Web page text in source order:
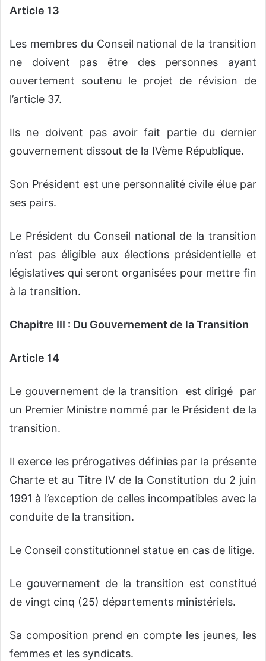
Article 13
Les membres du Conseil national de la transition
ne doivent pas être des personnes ayant
ouvertement soutenu le projet de révision de
l’article 37.
Ils ne doivent pas avoir fait partie du dernier
gouvernement dissout de la IVème République.
Son Président est une personnalité civile élue par
ses pairs.
Le Président du Conseil national de la transition
n’est pas éligible aux élections présidentielle et
législatives qui seront organisées pour mettre fin
à la transition.
Chapitre III : Du Gouvernement de la Transition
Article 14
Le gouvernement de la transition est dirigé par
un Premier Ministre nommé par le Président de la
transition.
Il exerce les prérogatives définies par la présente
Charte et au Titre IV de la Constitution du 2 juin
1991 à l’exception de celles incompatibles avec la
conduite de la transition.
Le Conseil constitutionnel statue en cas de litige.
Le gouvernement de la transition est constitué
de vingt cinq (25) départements ministériels.
Sa composition prend en compte les jeunes, les
femmes et les syndicats.